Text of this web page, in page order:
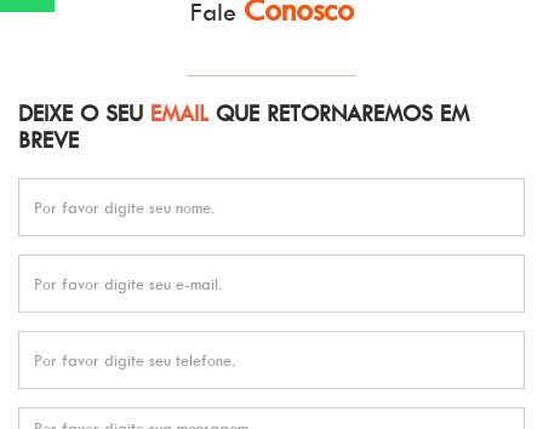
Fale Conosco
DEIXE O SEU EMAIL QUE RETORNAREMOS EM
BREVE